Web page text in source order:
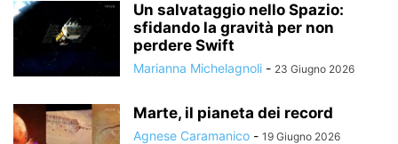
Un salvataggio nello Spazio:
sfidando la gravità per non
perdere Swift
Marianna Michelagnoli - 23 Giugno 2026
Marte, il pianeta dei record
Agnese Caramanico - 19 Giugno 2026